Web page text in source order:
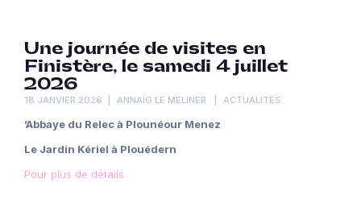
Une journée de visites en
Finistère, le samedi 4 juillet
2026
18 JANVIER 2026 ANNAÏG LE MELINER ACTUALITÉS
’Abbaye du Relec à Plounéour Menez
Le Jardin Kériel à Plouédern
Pour plus de détails